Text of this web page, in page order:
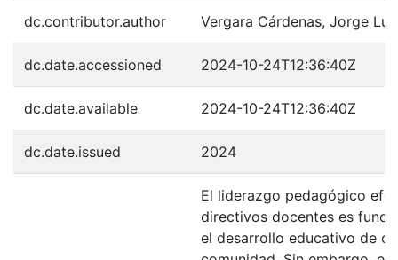
dc.contributor.author Vergara Cárdenas, Jorge
dc.date.accessioned 2024-10-24T12:36:40Z
dc.date.available 2024-10-24T12:36:40Z
dc.date.issued 2024
El liderazgo pedagógico
directivos docentes es
el desarrollo educativo de